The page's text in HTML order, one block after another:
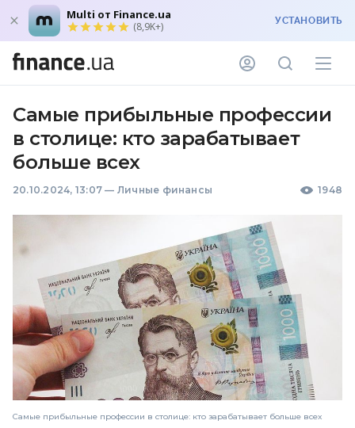
Multi от Finance.ua
(8,9K+) УСТАНОВИТЬ
Самые прибыльные профессии
в столице: кто зарабатывает
больше всех
20.10.2024, 13:07 — Личные финансы 1948
Самые прибыльные профессии в столице: кто зарабатывает больше всех